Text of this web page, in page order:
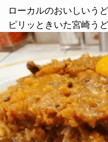
ローカルのおいしいう
ピリッときいた宮崎う